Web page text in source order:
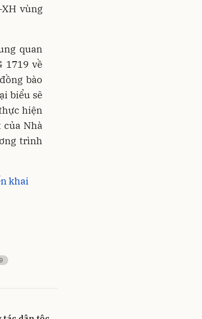
vùng
quan
1719 về
bào
biểu sẽ
hiện
Nhà
trình
khai